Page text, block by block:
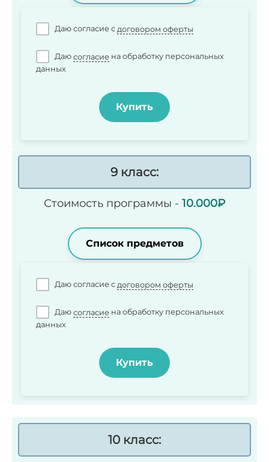
Даю согласие c договором оферты
Даю согласиена обработку персональных
данных
Купить
9 класс:
Стоимость программы - 10.000₽
Список предметов
Даю согласие c договором оферты
Даю согласиена обработку персональных
данных
Купить
10 класс: